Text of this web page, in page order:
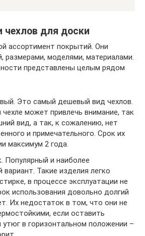
чехлов для доски
ассортимент покрытий. Они
размерами, моделями, материалами.
представлены целым рядом
Это самый дешевый вид чехлов.
может привлечь внимание, так
вид, а так, к сожалению, нет
и примечательного. Срок их
максимум 2 года.
Популярный и наиболее
Такие изделия легко
в процессе эксплуатации не
использования довольно долгий
Их недостаток в том, что они не
если оставить
в горизонтальном положении –